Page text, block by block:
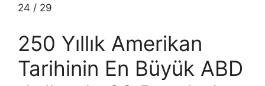
24 / 29
250 Yıllık Amerikan
Tarihinin En Büyük ABD